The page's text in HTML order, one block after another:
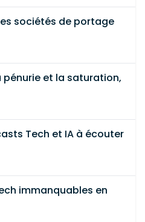
sociétés de portage
pénurie et la saturation,
Tech et IA à écouter
immanquables en